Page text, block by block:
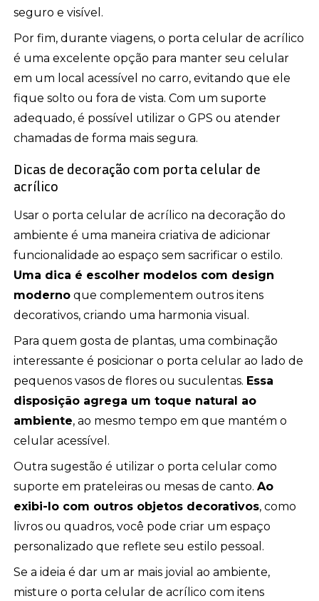
seguro e visível.
Por fim, durante viagens, o porta celular de acrílico
é uma excelente opção para manter seu celular
em um local acessível no carro, evitando que ele
fique solto ou fora de vista. Com um suporte
adequado, é possível utilizar o GPS ou atender
chamadas de forma mais segura.
Dicas de decoração com porta celular de
acrílico
Usar o porta celular de acrílico na decoração do
ambiente é uma maneira criativa de adicionar
funcionalidade ao espaço sem sacrificar o estilo.
Uma dica é escolher modelos com design
moderno que complementem outros itens
decorativos, criando uma harmonia visual.
Para quem gosta de plantas, uma combinação
interessante é posicionar o porta celular ao lado de
pequenos vasos de flores ou suculentas. Essa
disposição agrega um toque natural ao
ambiente, ao mesmo tempo em que mantém o
celular acessível.
Outra sugestão é utilizar o porta celular como
suporte em prateleiras ou mesas de canto.Ao
exibi-lo com outros objetos decorativos, como
livros ou quadros, você pode criar um espaço
personalizado que reflete seu estilo pessoal.
Se a ideia é dar um ar mais jovial ao ambiente,
misture o porta celular de acrílico com itens